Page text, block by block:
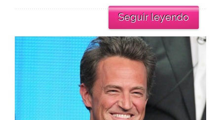
Seguir leyendo